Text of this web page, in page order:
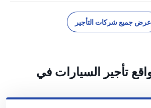
عرض جميع شركات التأجير
تأجير السيارات في
الرئيسية لدينا في صقلية